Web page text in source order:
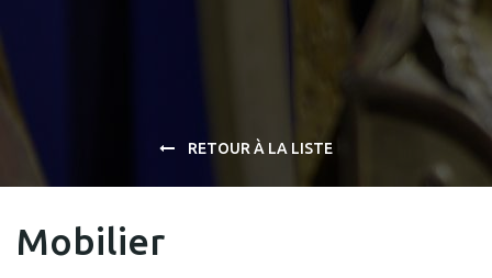
RETOUR À LA LISTE
Mobilier